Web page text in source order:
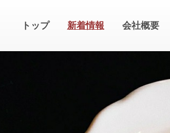
トップ 新着情報 会社概要